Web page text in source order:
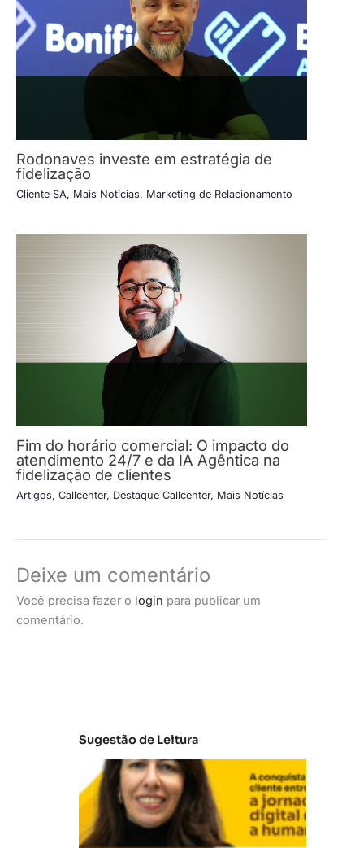
Rodonaves investe em estratégia de
fidelização
Cliente SA, Mais Notícias, Marketing de Relacionamento
Fim do horário comercial: O impacto do
atendimento 24/7 e da IA Agêntica na
fidelização de clientes
Artigos, Callcenter, Destaque Callcenter, Mais Notícias
Deixe um comentário
Você precisa fazer o login para publicar um
comentário.
Sugestão de Leitura